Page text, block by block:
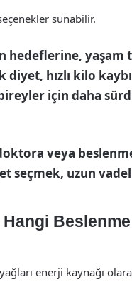
sunabilir.
yaşam
hızlı kilo
için daha
veya
uzun vadeli
enerji kaynağı